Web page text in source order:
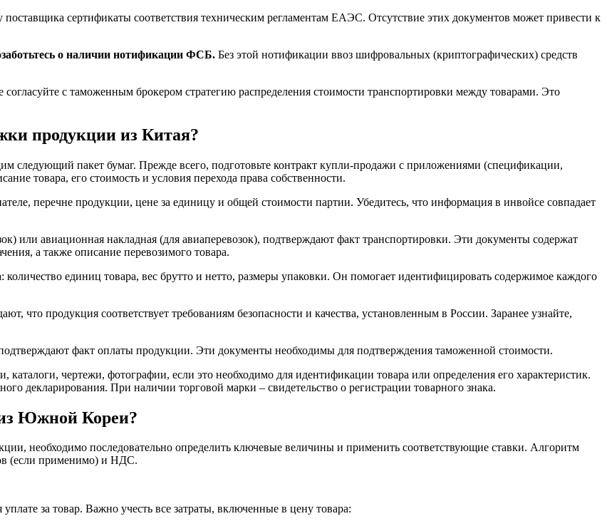
сертификаты соответствия техническим регламентам ЕАЭС. Отсутствие этих документов может привести к
о наличии нотификации ФСБ. Без этой нотификации ввоз шифровальных (криптографических) средств
с таможенным брокером стратегию распределения стоимости транспортировки между товарами. Это
продукции из Китая?
следующий пакет бумаг. Прежде всего, подготовьте контракт купли-продажи с приложениями (спецификации,
товара, его стоимость и условия перехода права собственности.
перечне продукции, цене за единицу и общей стоимости партии. Убедитесь, что информация в инвойсе совпадает
или авиационная накладная (для авиаперевозок), подтверждают факт транспортировки. Эти документы содержат
а также описание перевозимого товара.
единиц товара, вес брутто и нетто, размеры упаковки. Он помогает идентифицировать содержимое каждого
что продукция соответствует требованиям безопасности и качества, установленным в России. Заранее узнайте,
факт оплаты продукции. Эти документы необходимы для подтверждения таможенной стоимости.
каталоги, чертежи, фотографии, если это необходимо для идентификации товара или определения его характеристик.
декларирования. При наличии торговой марки – свидетельство о регистрации товарного знака.
из Южной Кореи?
необходимо последовательно определить ключевые величины и применить соответствующие ставки. Алгоритм
(если применимо) и НДС.
за товар. Важно учесть все затраты, включенные в цену товара: